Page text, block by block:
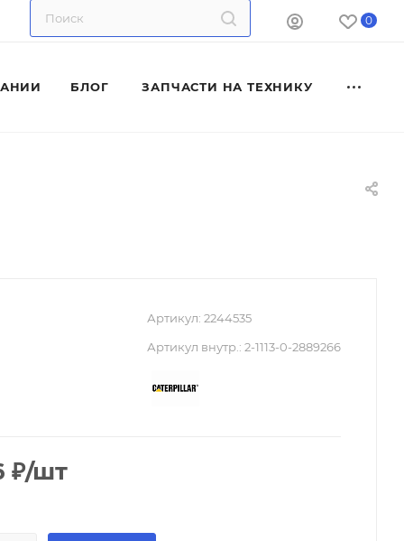
0
БЛОГ ЗАПЧАСТИ НА ТЕХНИКУ
Артикул: 2244535
Артикул внутр.: 2-1113-0-2889266
₽/шт